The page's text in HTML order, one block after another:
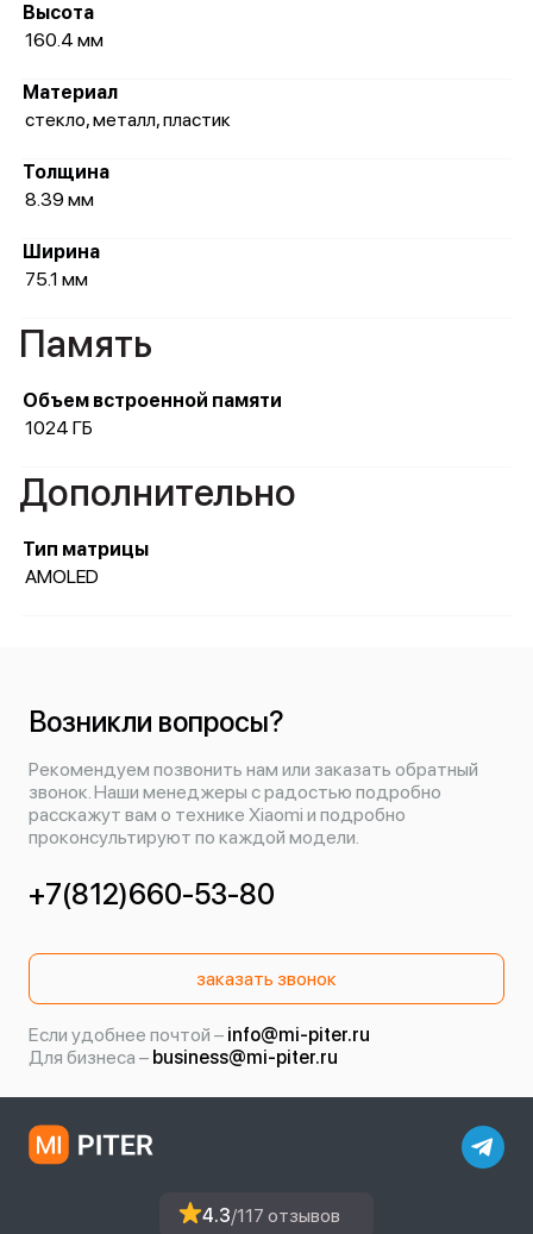
Высота
160.4 мм
Материал
стекло, металл, пластик
Толщина
8.39 мм
Ширина
75.1 мм
Память
Объем встроенной памяти
1024 ГБ
Дополнительно
Тип матрицы
AMOLED
Возникли вопросы?
Рекомендуем позвонить нам или заказать обратный
звонок. Наши менеджеры с радостью подробно
расскажут вам о технике Xiaomi и подробно
проконсультируют по каждой модели.
+7(812)660-53-80
заказать звонок
Если удобнее почтой – info@mi-piter.ru
Для бизнеса – business@mi-piter.ru
4.3/117 отзывов